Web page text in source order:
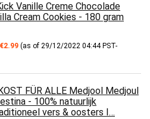
Vanille Creme Chocolade
Cream Cookies - 180 gram
€2.99 (as of 29/12/2022 04:44 PST-
FÜR ALLE Medjool Medjoul
- 100% natuurlijk
vers & oosters I…